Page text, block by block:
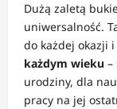
Dużą zaletą
uniwersalność.
do każdej okazji i
każdym wieku –
urodziny, dla
pracy na jej